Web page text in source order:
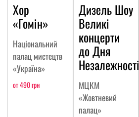
Хор
«Гомін»
Національний
палац мистецтв
«Україна»
от 490 грн
Дизель Шоу
Великі
концерти
до Дня
Незалежності
МЦКМ
«Жовтневий
палац»